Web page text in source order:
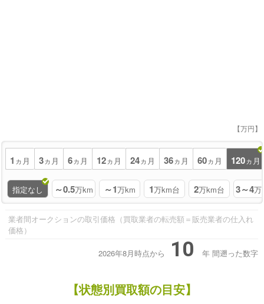
【万円】
1 ヵ月 3ヵ月 6ヵ月 12ヵ月 24ヵ月 36ヵ月 60ヵ月 120ヵ月
指定なし ～0.5万km ～1万km 1万km台 2万km台 3～4万
業者間オークションの取引価格（買取業者の転売額＝販売業者の仕入れ
価格）
2026年8月時点から 10 年 間遡った数字
【状態別買取額の目安】